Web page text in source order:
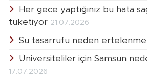
Her gece yaptığınız bu hata
tüketiyor 21.07.2026
Su tasarrufu neden
Üniversiteliler için Samsun
17.07.2026